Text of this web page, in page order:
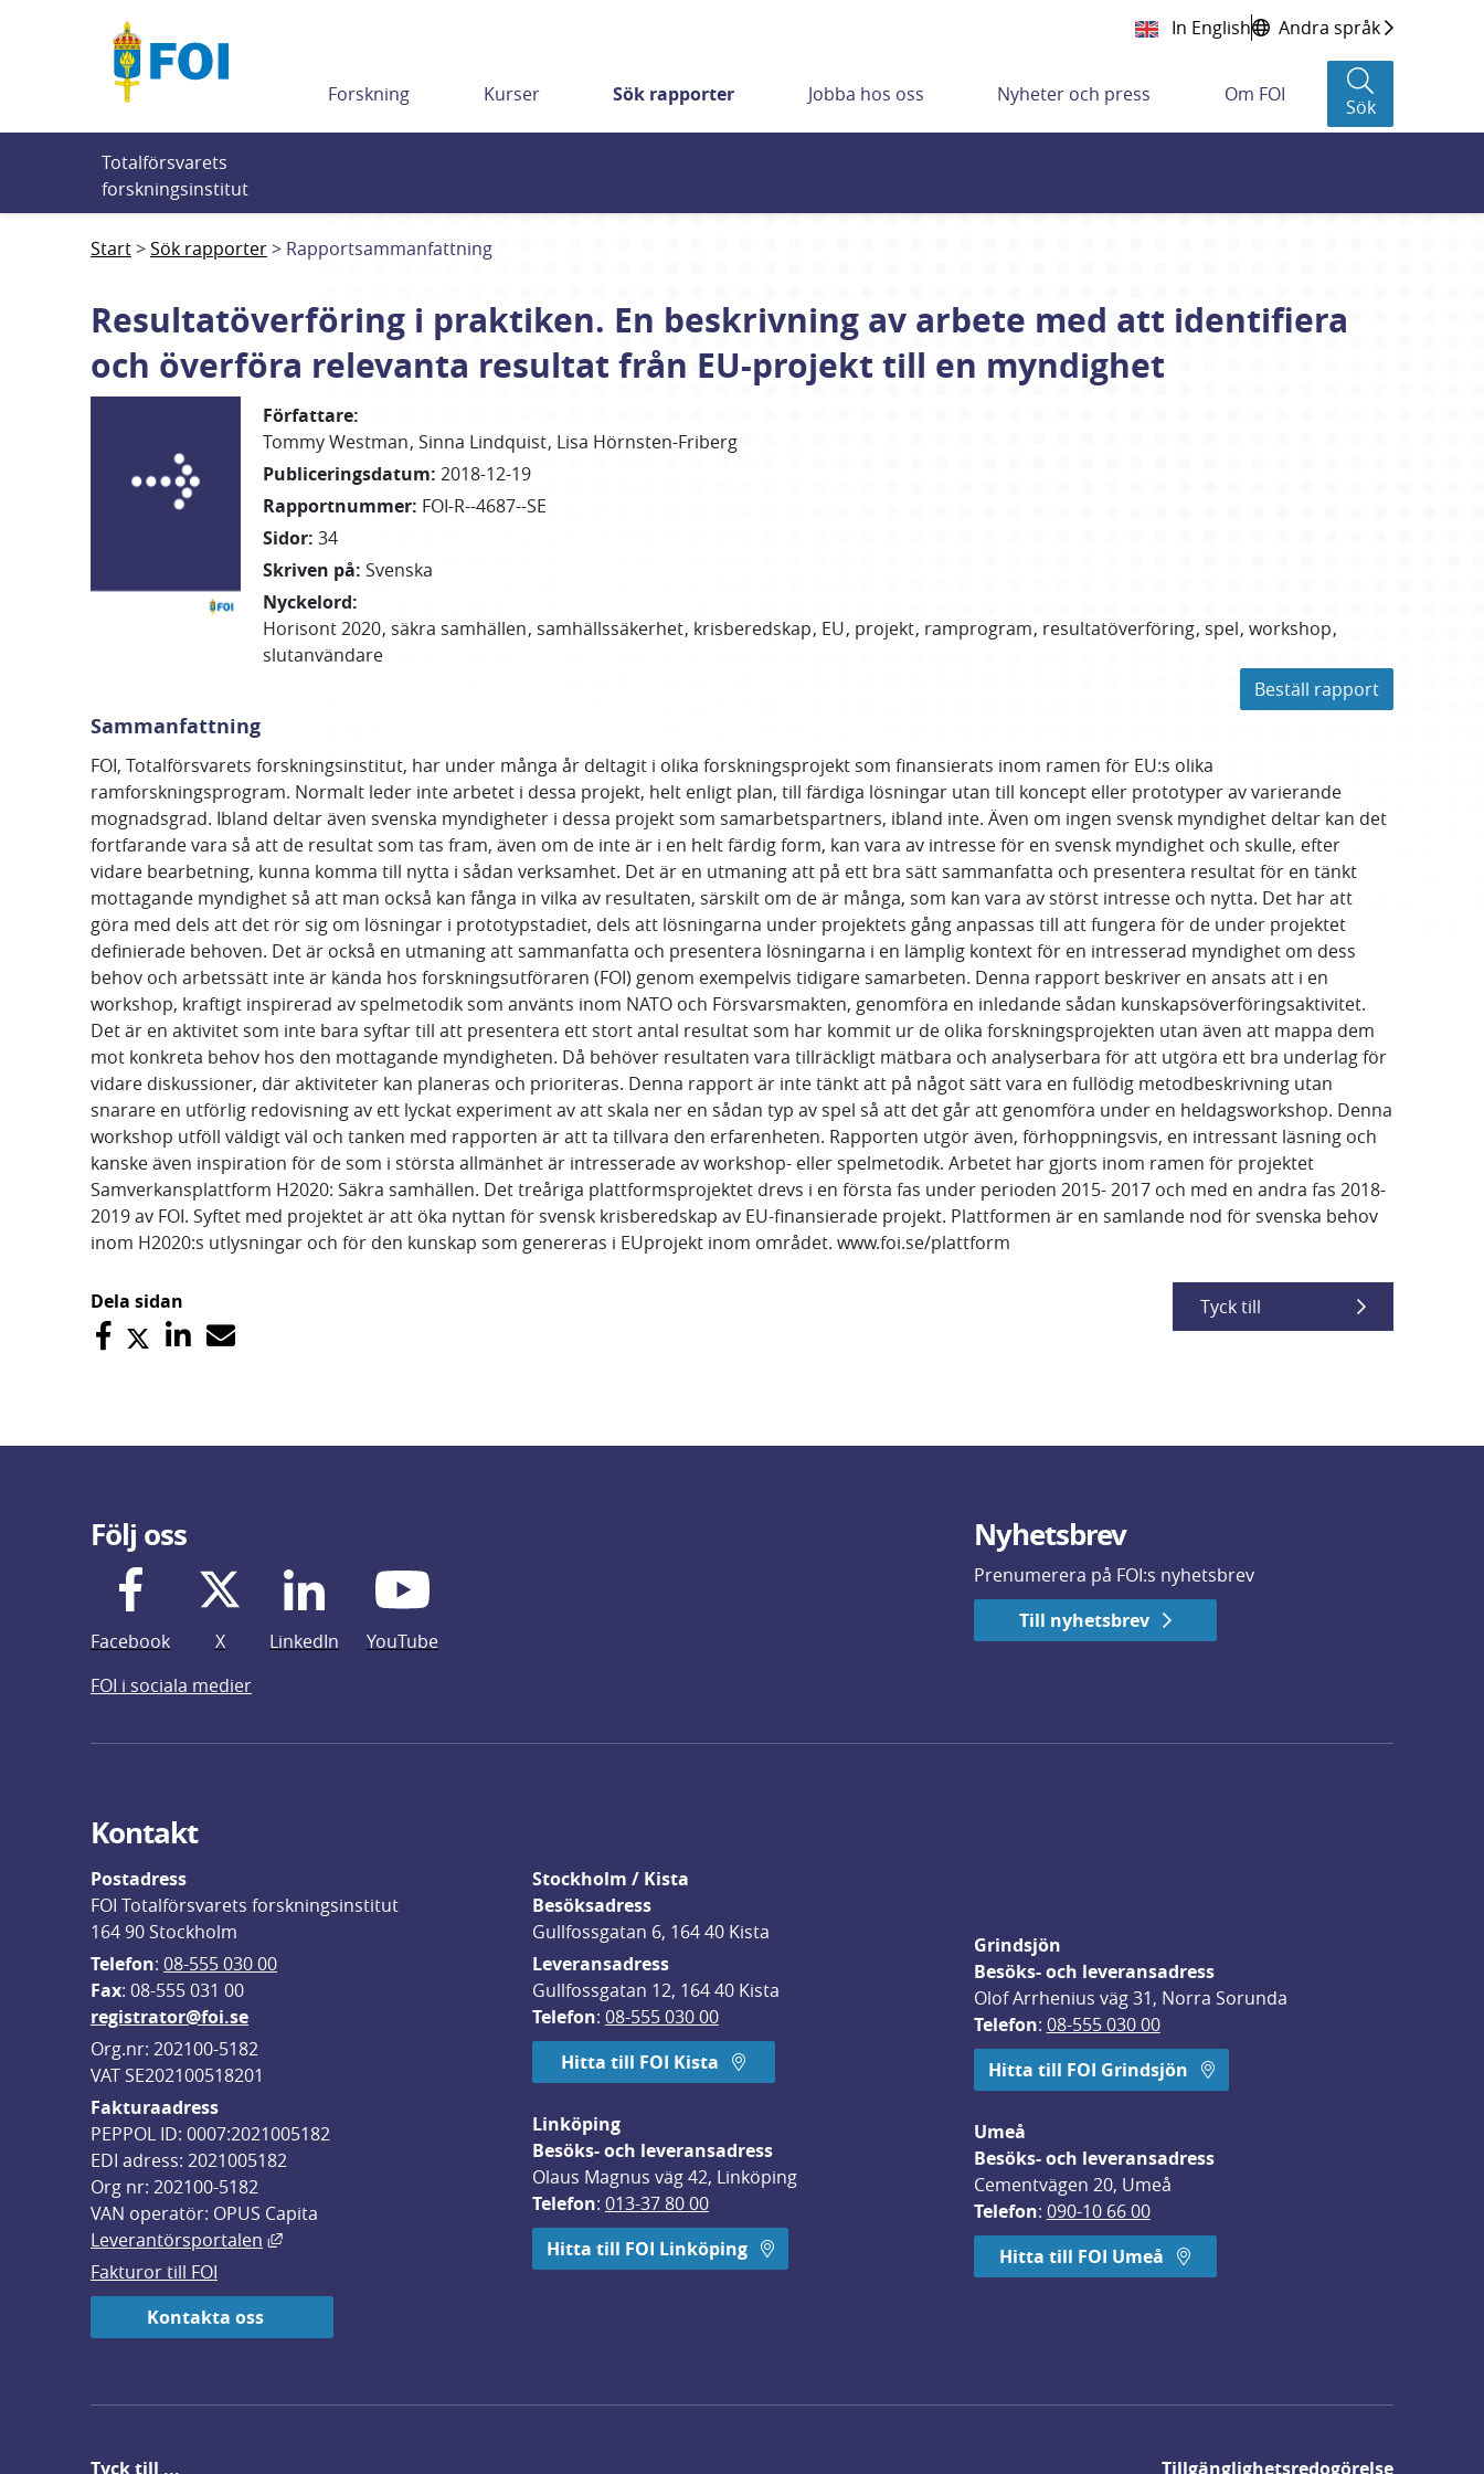
In English Andra språk
Forskning Kurser Sök rapporter Jobba hos oss Nyheter och press Om FOI
Sök
Totalförsvarets
forskningsinstitut
Start Sök rapporter Rapportsammanfattning
Resultatöverföring i praktiken. En beskrivning av arbete med att identifiera
och överföra relevanta resultat från EU-projekt till en myndighet
Författare:
Tommy Westman Sinna Lindquist Lisa Hörnsten-Friberg
Publiceringsdatum: 2018-12-19
Rapportnummer: FOI-R--4687--SE
Sidor: 34
Skriven på: Svenska
Nyckelord:
Horisont 2020 säkra samhällen samhällssäkerhet krisberedskap EU projekt ramprogram resultatöverföring spel workshop
slutanvändare
Beställ rapport
Sammanfattning
FOI, Totalförsvarets forskningsinstitut, har under många år deltagit i olika forskningsprojekt som finansierats inom ramen för EU:s olika
ramforskningsprogram. Normalt leder inte arbetet i dessa projekt, helt enligt plan, till färdiga lösningar utan till koncept eller prototyper av varierande
mognadsgrad. Ibland deltar även svenska myndigheter i dessa projekt som samarbetspartners, ibland inte. Även om ingen svensk myndighet deltar kan det
fortfarande vara så att de resultat som tas fram, även om de inte är i en helt färdig form, kan vara av intresse för en svensk myndighet och skulle, efter
vidare bearbetning, kunna komma till nytta i sådan verksamhet. Det är en utmaning att på ett bra sätt sammanfatta och presentera resultat för en tänkt
mottagande myndighet så att man också kan fånga in vilka av resultaten, särskilt om de är många, som kan vara av störst intresse och nytta. Det har att
göra med dels att det rör sig om lösningar i prototypstadiet, dels att lösningarna under projektets gång anpassas till att fungera för de under projektet
definierade behoven. Det är också en utmaning att sammanfatta och presentera lösningarna i en lämplig kontext för en intresserad myndighet om dess
behov och arbetssätt inte är kända hos forskningsutföraren (FOI) genom exempelvis tidigare samarbeten. Denna rapport beskriver en ansats att i en
workshop, kraftigt inspirerad av spelmetodik som använts inom NATO och Försvarsmakten, genomföra en inledande sådan kunskapsöverföringsaktivitet.
Det är en aktivitet som inte bara syftar till att presentera ett stort antal resultat som har kommit ur de olika forskningsprojekten utan även att mappa dem
mot konkreta behov hos den mottagande myndigheten. Då behöver resultaten vara tillräckligt mätbara och analyserbara för att utgöra ett bra underlag för
vidare diskussioner, där aktiviteter kan planeras och prioriteras. Denna rapport är inte tänkt att på något sätt vara en fullödig metodbeskrivning utan
snarare en utförlig redovisning av ett lyckat experiment av att skala ner en sådan typ av spel så att det går att genomföra under en heldagsworkshop. Denna
workshop utföll väldigt väl och tanken med rapporten är att ta tillvara den erfarenheten. Rapporten utgör även, förhoppningsvis, en intressant läsning och
kanske även inspiration för de som i största allmänhet är intresserade av workshop- eller spelmetodik. Arbetet har gjorts inom ramen för projektet
Samverkansplattform H2020: Säkra samhällen. Det treåriga plattformsprojektet drevs i en första fas under perioden 2015- 2017 och med en andra fas 2018-
2019 av FOI. Syftet med projektet är att öka nyttan för svensk krisberedskap av EU-finansierade projekt. Plattformen är en samlande nod för svenska behov
inom H2020:s utlysningar och för den kunskap som genereras i EUprojekt inom området. www.foi.se/plattform
Dela sidan Tyck till
Följ oss
Facebook X LinkedIn
YouTube
FOI i sociala medier
Nyhetsbrev
Prenumerera på FOI:s nyhetsbrev
Till nyhetsbrev
Kontakt
Postadress
FOI Totalförsvarets forskningsinstitut
164 90 Stockholm
Telefon: 08-555 030 00
Fax: 08-555 031 00
registrator@foi.se
Org.nr: 202100-5182
VAT SE202100518201
Fakturaadress
PEPPOL ID: 0007:2021005182
EDI adress: 2021005182
Org nr: 202100-5182
VAN operatör: OPUS Capita
Leverantörsportalen
Länk till annan webbplats, öppnas i nytt fönster.
Fakturor till FOI
Kontakta oss
Stockholm / Kista
Besöksadress
Gullfossgatan 6, 164 40 Kista
Leveransadress
Gullfossgatan 12, 164 40 Kista
Telefon: 08-555 030 00
Hitta till FOI Kista
Linköping
Besöks- och leveransadress
Olaus Magnus väg 42, Linköping
Telefon: 013-37 80 00
Hitta till FOI Linköping
Grindsjön
Besöks- och leveransadress
Olof Arrhenius väg 31, Norra Sorunda
Telefon: 08-555 030 00
Hitta till FOI Grindsjön
Umeå
Besöks- och leveransadress
Cementvägen 20, Umeå
Telefon: 090-10 66 00
Hitta till FOI Umeå
Tyck till ... Tillgänglighetsredogörelse